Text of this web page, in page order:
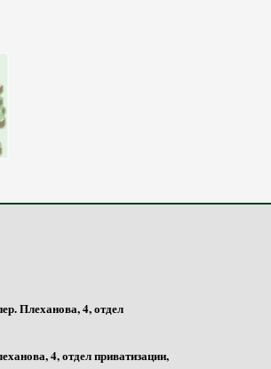
Плеханова, 4, отдел
4, отдел приватизации,